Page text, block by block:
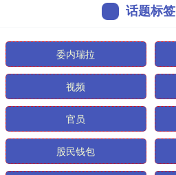
话题标签
委内瑞拉
视频
官员
股民钱包